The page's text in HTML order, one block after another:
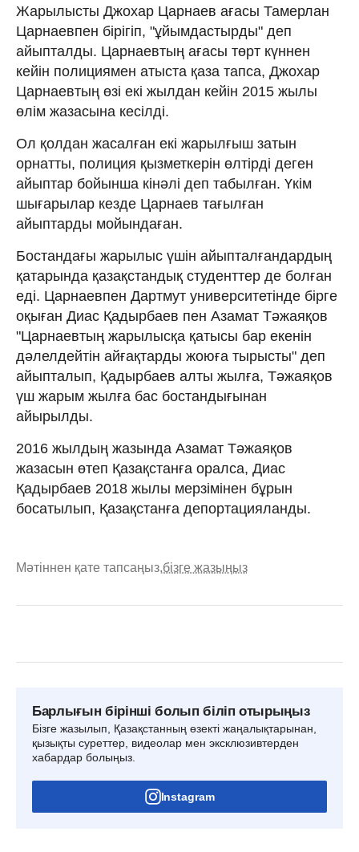
Жарылысты Джохар Царнаев ағасы Тамерлан
Царнаевпен бірігіп, "ұйымдастырды" деп
айыпталды. Царнаевтың ағасы төрт күннен
кейін полициямен атыста қаза тапса, Джохар
Царнаевтың өзі екі жылдан кейін 2015 жылы
өлім жазасына кесілді.
Ол қолдан жасалған екі жарылғыш затын
орнатты, полиция қызметкерін өлтірді деген
айыптар бойынша кінәлі деп табылған. Үкім
шығарылар кезде Царнаев тағылған
айыптарды мойындаған.
Бостандағы жарылыс үшін айыпталғандардың
қатарында қазақстандық студенттер де болған
еді. Царнаевпен Дартмут университетінде бірге
оқыған Диас Қадырбаев пен Азамат Тәжаяқов
"Царнаевтың жарылысқа қатысы бар екенін
дәлелдейтін айғақтарды жоюға тырысты" деп
айыпталып, Қадырбаев алты жылға, Тәжаяқов
үш жарым жылға бас бостандығынан
айырылды.
2016 жылдың жазында Азамат Тәжаяқов
жазасын өтеп Қазақстанға оралса, Диас
Қадырбаев 2018 жылы мерзімінен бұрын
босатылып, Қазақстанға депортацияланды.
Мәтіннен қате тапсаңыз,бізге жазыңыз
Барлығын бірінші болып біліп отырыңыз
Бізге жазылып, Қазақстанның өзекті жаңалықтарынан,
қызықты суреттер, видеолар мен эксклюзивтерден
хабардар болыңыз.
Instagram